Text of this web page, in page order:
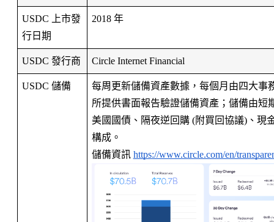
USDC 上市發
行日期
2018 年
USDC 發行商 Circle Internet Financial
USDC 儲備
每周更新儲備資產數據，每個月由四大事
所提供書面報告驗證儲備資產；儲備由短
美國國債、隔夜逆回購 (附買回協議)、現
構成。
儲備資訊 https://www.circle.com/en/